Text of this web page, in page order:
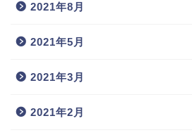
2021年8月
2021年5月
2021年3月
2021年2月